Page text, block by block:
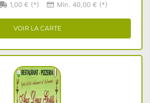
1,00 € (*) Min. 40,00 € (*)
VOIR LA CARTE